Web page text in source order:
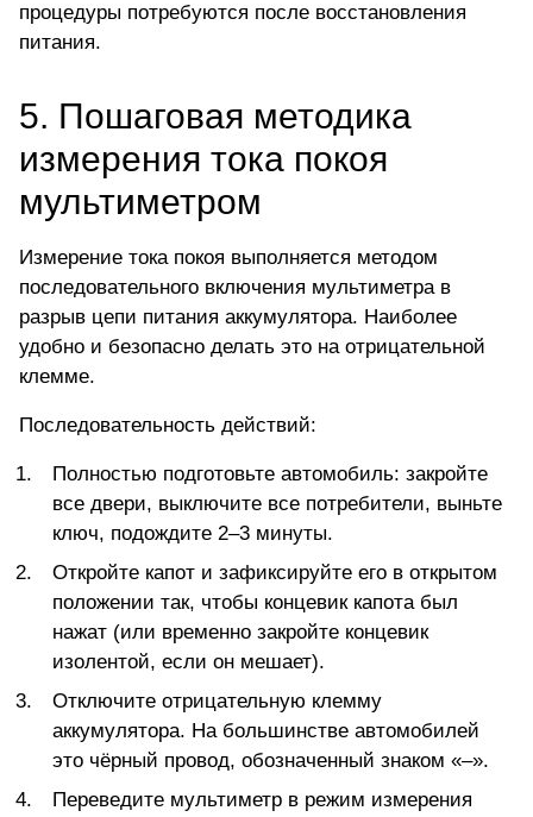
процедуры потребуются после восстановления
питания.
5. Пошаговая методика
измерения тока покоя
мультиметром
Измерение тока покоя выполняется методом
последовательного включения мультиметра в
разрыв цепи питания аккумулятора. Наиболее
удобно и безопасно делать это на отрицательной
клемме.
Последовательность действий:
Полностью подготовьте автомобиль: закройте
все двери, выключите все потребители, выньте
ключ, подождите 2–3 минуты.
Откройте капот и зафиксируйте его в открытом
положении так, чтобы концевик капота был
нажат (или временно закройте концевик
изолентой, если он мешает).
Отключите отрицательную клемму
аккумулятора. На большинстве автомобилей
это чёрный провод, обозначенный знаком «–».
Переведите мультиметр в режим измерения